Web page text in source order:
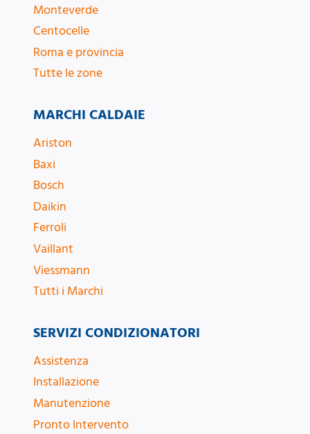
Monteverde
Centocelle
Roma e provincia
Tutte le zone
MARCHI CALDAIE
Ariston
Baxi
Bosch
Daikin
Ferroli
Vaillant
Viessmann
Tutti i Marchi
SERVIZI CONDIZIONATORI
Assistenza
Installazione
Manutenzione
Pronto Intervento